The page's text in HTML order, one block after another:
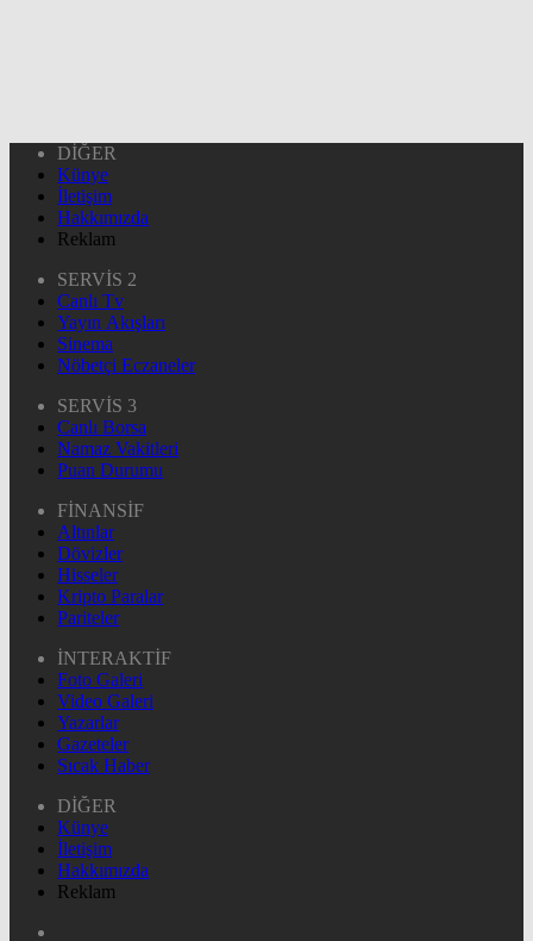
DİĞER
Künye
İletişim
Hakkımızda
Reklam
SERVİS 2
Canlı Tv
Yayın Akışları
Sinema
Nöbetçi Eczaneler
SERVİS 3
Canlı Borsa
Namaz Vakitleri
Puan Durumu
FİNANSİF
Altınlar
Dövizler
Hisseler
Kripto Paralar
Pariteler
İNTERAKTİF
Foto Galeri
Video Galeri
Yazarlar
Gazeteler
Sıcak Haber
DİĞER
Künye
İletişim
Hakkımızda
Reklam